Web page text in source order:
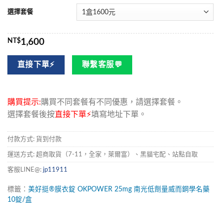
選擇套餐
NT$1,600
直接下單⚡ 聯繫客服💬
購買提示:購買不同套餐有不同優惠，請選擇套餐。
選擇套餐後按直接下單⚡填寫地址下單。
付款方式: 貨到付款
運送方式: 超商取貨（7-11，全家，萊爾富）、黑貓宅配、站點自取
客服LINE@: jp11911
標籤： 美好挺®膜衣錠 OKPOWER 25mg 南光低劑量威而鋼學名藥
10錠/盒